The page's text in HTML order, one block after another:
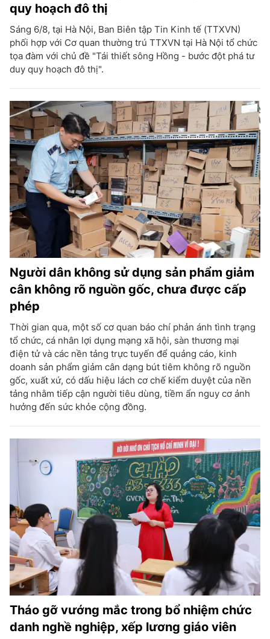
quy hoạch đô thị
Sáng 6/8, tại Hà Nội, Ban Biên tập Tin Kinh tế (TTXVN)
phối hợp với Cơ quan thường trú TTXVN tại Hà Nội tổ chức
tọa đàm với chủ đề "Tái thiết sông Hồng - bước đột phá tư
duy quy hoạch đô thị".
Người dân không sử dụng sản phẩm giảm
cân không rõ nguồn gốc, chưa được cấp
phép
Thời gian qua, một số cơ quan báo chí phản ánh tình trạng
tổ chức, cá nhân lợi dụng mạng xã hội, sàn thương mại
điện tử và các nền tảng trực tuyến để quảng cáo, kinh
doanh sản phẩm giảm cân dạng bút tiêm không rõ nguồn
gốc, xuất xứ, có dấu hiệu lách cơ chế kiểm duyệt của nền
tảng nhằm tiếp cận người tiêu dùng, tiềm ẩn nguy cơ ảnh
hưởng đến sức khỏe cộng đồng.
Tháo gỡ vướng mắc trong bổ nhiệm chức
danh nghề nghiệp, xếp lương giáo viên